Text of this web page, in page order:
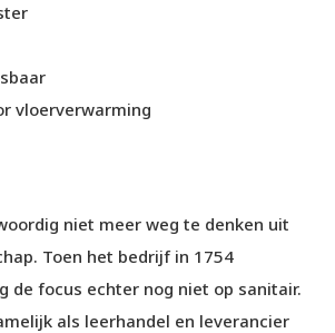
vloerverwarming
niet meer weg te denken uit
Toen het bedrijf in 1754
de focus echter nog niet op sanitair.
als leerhandel en leverancier